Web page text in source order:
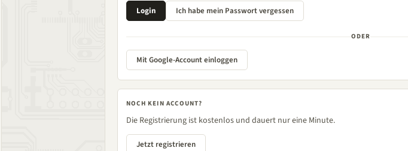
ODER
Mit Google-Account einloggen
NOCH KEIN ACCOUNT?
Die Registrierung ist kostenlos und dauert nur eine Minute.
Jetzt registrieren